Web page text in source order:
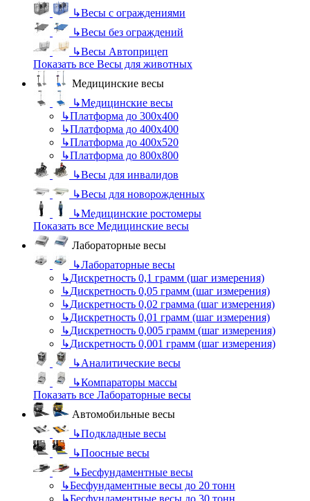
↳Весы с ограждениями
↳Весы без ограждений
↳Весы Автоприцеп
Показать все Весы для животных
Медицинские весы
↳Медицинские весы
↳Платформа до 300х400
↳Платформа до 400х400
↳Платформа до 400х520
↳Платформа до 800х800
↳Весы для инвалидов
↳Весы для новорожденных
↳Медицинские ростомеры
Показать все Медицинские весы
Лабораторные весы
↳Лабораторные весы
↳Дискретность 0,1 грамм (шаг измерения)
↳Дискретность 0,05 грамм (шаг измерения)
↳Дискретность 0,02 грамма (шаг измерения)
↳Дискретность 0,01 грамм (шаг измерения)
↳Дискретность 0,005 грамм (шаг измерения)
↳Дискретность 0,001 грамм (шаг измерения)
↳Аналитические весы
↳Компараторы массы
Показать все Лабораторные весы
Автомобильные весы
↳Подкладные весы
↳Поосные весы
↳Бесфундаментные весы
↳Бесфундаментные весы до 20 тонн
↳Бесфундаментные весы до 30 тонн